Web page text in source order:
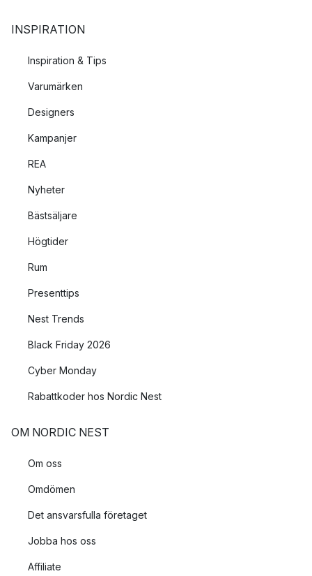
INSPIRATION
Inspiration & Tips
Varumärken
Designers
Kampanjer
REA
Nyheter
Bästsäljare
Högtider
Rum
Presenttips
Nest Trends
Black Friday 2026
Cyber Monday
Rabattkoder hos Nordic Nest
OM NORDIC NEST
Om oss
Omdömen
Det ansvarsfulla företaget
Jobba hos oss
Affiliate